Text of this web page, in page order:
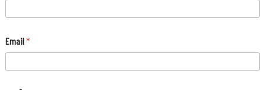
Email *